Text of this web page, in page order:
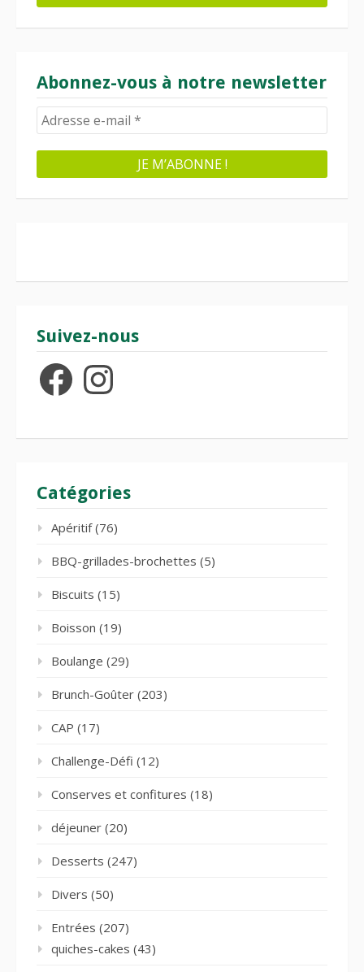
Abonnez-vous à notre newsletter
Suivez-nous
FacebookInstagram
Catégories
Apéritif(76)
BBQ-grillades-brochettes (5)
Biscuits (15)
Boisson (19)
Boulange (29)
Brunch-Goûter (203)
CAP (17)
Challenge-Défi (12)
Conserves et confitures (18)
déjeuner (20)
Desserts (247)
Divers (50)
Entrées (207)
quiches-cakes (43)